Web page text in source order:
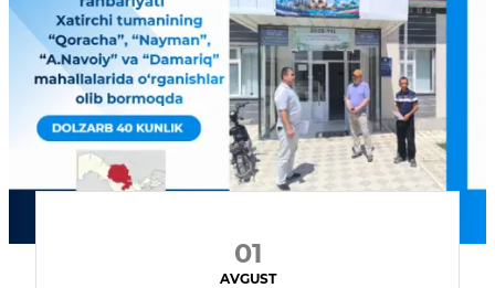
01
AVGUST